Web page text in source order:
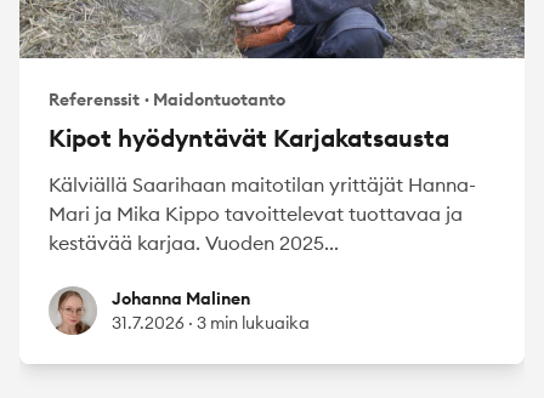
Referenssit · Maidontuotanto
Kipot hyödyntävät Karjakatsausta
Kälviällä Saarihaan maitotilan yrittäjät Hanna-
Mari ja Mika Kippo tavoittelevat tuottavaa ja
kestävää karjaa. Vuoden 2025...
Johanna Malinen
Johanna Malinen
31.7.2026 · 3 min lukuaika